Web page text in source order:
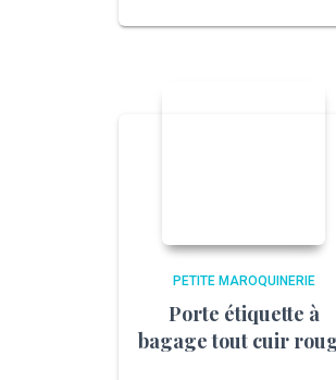
PETITE MAROQUINERIE
Porte étiquette à
bagage tout cuir